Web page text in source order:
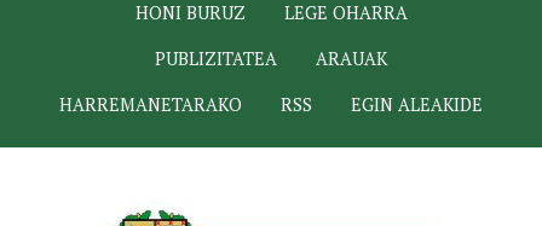
HONI BURUZ
LEGE OHARRA
PUBLIZITATEA
ARAUAK
HARREMANETARAKO
RSS EGIN ALEAKIDE